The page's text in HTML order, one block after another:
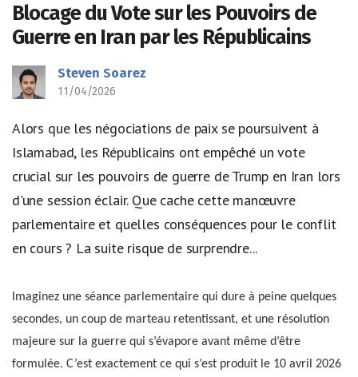
Blocage du Vote sur les Pouvoirs de
Guerre en Iran par les Républicains
Steven Soarez
11/04/2026
Alors que les négociations de paix se poursuivent à
Islamabad, les Républicains ont empêché un vote
crucial sur les pouvoirs de guerre de Trump en Iran lors
d'une session éclair. Que cache cette manœuvre
parlementaire et quelles conséquences pour le conflit
en cours ? La suite risque de surprendre...
Imaginez une séance parlementaire qui dure à peine quelques
secondes, un coup de marteau retentissant, et une résolution
majeure sur la guerre qui s’évapore avant même d’être
formulée. C’est exactement ce qui s’est produit le 10 avril 2026